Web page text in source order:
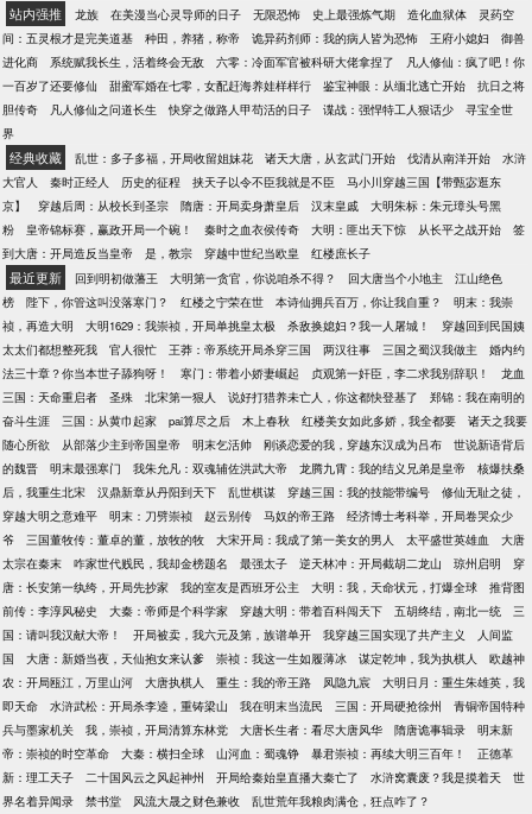
站内强推 龙族 在美漫当心灵导师的日子 无限恐怖 史上最强炼气期 造化血狱体
灵药空
间：五灵根才是完美道基
种田，养猪，称帝 诡异药剂师：我的病人皆为恐怖 王府小媳妇
御兽
进化商
系统赋我长生，活着终会无敌 六零：冷面军官被科研大佬拿捏了
凡人修仙：疯了吧！你
一百岁了还要修仙
甜蜜军婚在七零，女配赶海养娃样样行 鉴宝神眼：从缅北逃亡开始
抗日之将
胆传奇
凡人修仙之问道长生 快穿之做路人甲苟活的日子 谍战：强悍特工人狠话少
寻宝全世
界
经典收藏 乱世：多子多福，开局收留姐妹花 诸天大唐，从玄武门开始 伐清从南洋开始
水浒
大官人
秦时正经人 历史的征程 挟天子以令不臣我就是不臣
马小川穿越三国【带甄宓逛东
京】
穿越后周：从校长到圣宗 隋唐：开局卖身萧皇后 汉末皇戚
大明朱标：朱元璋头号黑
粉
皇帝锦标赛，赢政开局一个碗！ 秦时之血衣侯传奇 大明：匪出天下惊 从长平之战开始
签
到大唐：开局造反当皇帝
是，教宗 穿越中世纪当欧皇 红楼庶长子
最近更新 回到明初做藩王 大明第一贪官，你说咱杀不得？ 回大唐当个小地主
江山绝色
榜
陛下，你管这叫没落寒门？ 红楼之宁荣在世 本诗仙拥兵百万，你让我自重？
明末：我崇
祯，再造大明
大明1629：我崇祯，开局单挑皇太极 杀敌换媳妇？我一人屠城！
穿越回到民国姨
太太们都想整死我
官人很忙 王莽：帝系统开局杀穿三国 两汉往事 三国之蜀汉我做主
婚内约
法三十章？你当本世子舔狗呀！
寒门：带着小娇妻崛起 贞观第一奸臣，李二求我别辞职！
龙血
三国：天命重启者
圣殊 北宋第一狠人 说好打猎养未亡人，你这都快登基了
郑锦：我在南明的
奋斗生涯
三国：从黄巾起家 pai算尽之后 木上春秋 红楼美女如此多娇，我全都要
诸天之我要
随心所欲
从部落少主到帝国皇帝 明末乞活帅 刚谈恋爱的我，穿越东汉成为吕布
世说新语背后
的魏晋
明末最强寒门 我朱允凡：双魂辅佐洪武大帝 龙腾九霄：我的结义兄弟是皇帝
核爆扶桑
后，我重生北宋
汉鼎新章从丹阳到天下 乱世棋谋 穿越三国：我的技能带编号
修仙无耻之徒，
穿越大明之意难平
明末：刀劈崇祯 赵云别传 马奴的帝王路
经济博士考科举，开局卷哭众少
爷
三国董牧传：董卓的董，放牧的牧 大宋开局：我成了第一美女的男人 太平盛世英雄血
大唐
太宗在秦末
咋家世代贱民，我却金榜题名 最强太子 逆天林冲：开局截胡二龙山 琼州启明
穿
唐：长安第一纨绔，开局先抄家
我的室友是西班牙公主 大明：我，天命状元，打爆全球
推背图
前传：李淳风秘史
大秦：帝师是个科学家 穿越大明：带着百科闯天下 五胡终结，南北一统
三
国：请叫我汉献大帝！
开局被卖，我六元及第，族谱单开 我穿越三国实现了共产主义
人间监
国
大唐：新婚当夜，天仙抱女来认爹 崇祯：我这一生如履薄冰 谋定乾坤，我为执棋人
欧越神
农：开局瓯江，万里山河
大唐执棋人 重生：我的帝王路 凤隐九宸
大明日月：重生朱雄英，我
即天命
水浒武松：开局杀李逵，重铸梁山 我在明末当流民 三国：开局硬抢徐州
青铜帝国特种
兵与墨家机关
我，崇祯，开局清算东林党 大唐长生者：看尽大唐风华 隋唐诡事辑录
明末新
帝：崇祯的时空革命
大秦：横扫全球 山河血：蜀魂铮 暴君崇祯：再续大明三百年！
正德革
新：理工天子
二十国风云之风起神州 开局给秦始皇直播大秦亡了 水浒窝囊废？我是摸着天
世
界名着异闻录
禁书堂 风流大晟之财色兼收 乱世荒年我粮肉满仓，狂点咋了？